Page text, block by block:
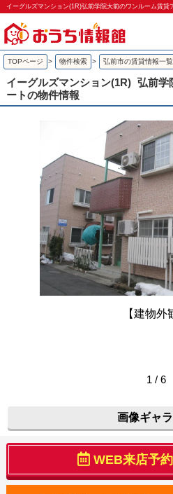
イーグルズマンション(1R)弘前学院大前のワンルーム賃貸
TOPページ > 物件検索 > 弘前市の賃貸情報一覧
イーグルズマンション(1R) 弘前学
ートの物件情報
【建物外
1 / 6
画像ギャ
WEB来店予